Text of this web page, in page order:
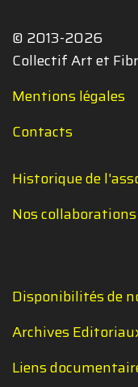
© 2013-2026
Collectif Art et
Mentions légales
Contacts
Historique de
Nos collaborations
Disponibilités de
Archives
Liens